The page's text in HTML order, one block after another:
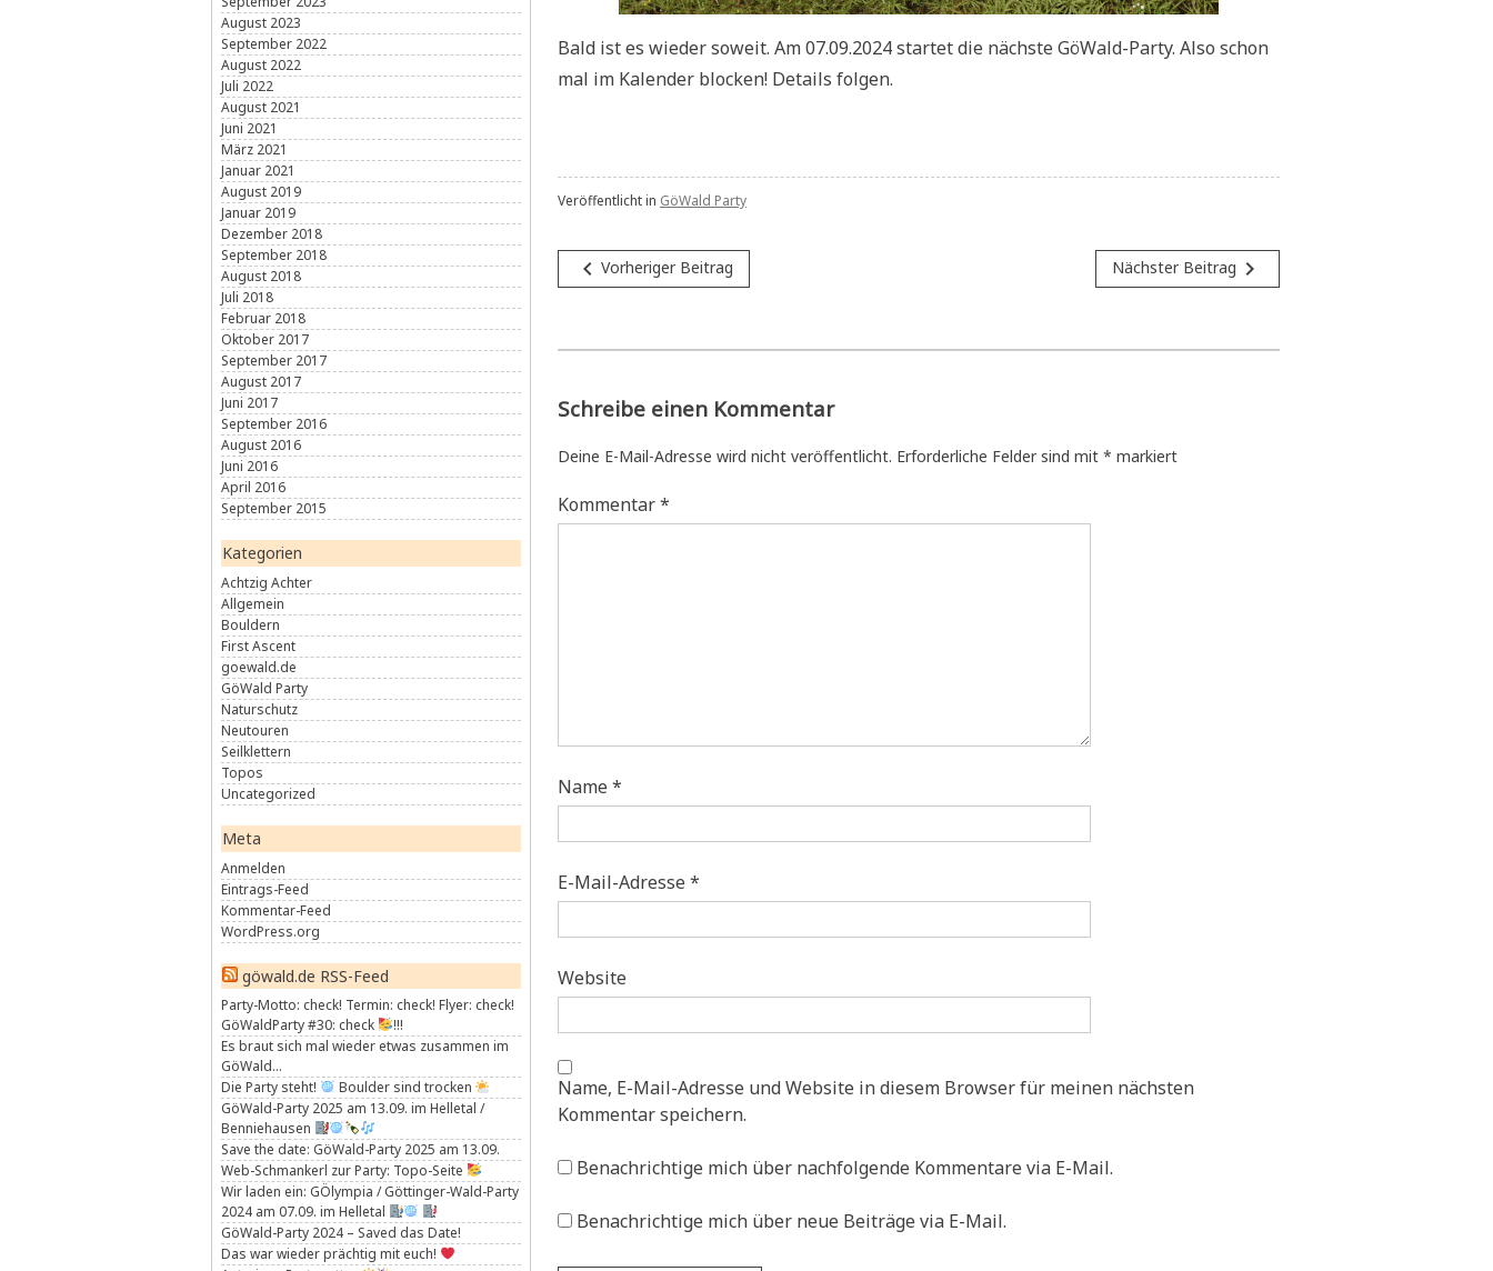
Bald ist es wieder soweit. Am 07.09.2024 startet die nächste GöWald-Party. Also schon
mal im Kalender blocken! Details folgen.
Veröffentlicht in GöWald Party
Beitragsnavigation
navigate_before Vorheriger Beitrag Nächster Beitrag navigate_next
Schreibe einen Kommentar
Deine E-Mail-Adresse wird nicht veröffentlicht. Erforderliche Felder sind mit * markiert
Kommentar*
Name *
E-Mail-Adresse *
Website
Name, E-Mail-Adresse und Website in diesem Browser für meinen nächsten
Kommentar speichern.
Benachrichtige mich über nachfolgende Kommentare via E-Mail.
Benachrichtige mich über neue Beiträge via E-Mail.
August 2023
September 2022
August 2022
Juli 2022
August 2021
Juni 2021
März 2021
Januar 2021
August 2019
Januar 2019
Dezember 2018
September 2018
August 2018
Juli 2018
Februar 2018
Oktober 2017
September 2017
August 2017
Juni 2017
September 2016
August 2016
Juni 2016
April 2016
September 2015
Kategorien
Achtzig Achter
Allgemein
Bouldern
First Ascent
goewald.de
GöWald Party
Naturschutz
Neutouren
Seilklettern
Topos
Uncategorized
Meta
Anmelden
Eintrags-Feed
Kommentar-Feed
WordPress.org
göwald.de RSS-Feed
Party-Motto: check! Termin: check! Flyer: check!
GöWaldParty #30: check
!!!
Es braut sich mal wieder etwas zusammen im
GöWald…
Die Party steht!
Boulder sind trocken
GöWald-Party 2025 am 13.09. im Helletal /
Benniehausen
Save the date: GöWald-Party 2025 am 13.09.
Web-Schmankerl zur Party: Topo-Seite
Wir laden ein: GÖlympia / Göttinger-Wald-Party
2024 am 07.09. im Helletal
GöWald-Party 2024 – Saved das Date!
Das war wieder prächtig mit euch!